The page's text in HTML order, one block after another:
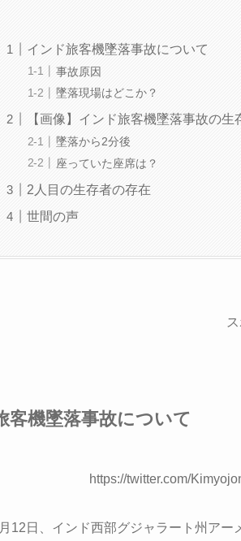
インド旅客機墜落事故について
事故原因
墜落現場はどこか？
【画像】インド旅客機墜落事故の生
墜落から2分後
座っていた座席は？
2人目の生存者の存在
世間の声
客機墜落事故について
https://twitter.com/
12日、インド西部グジャラート州ア